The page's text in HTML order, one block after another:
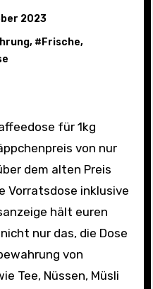
2023
, # Frische,
von nur
dem alten Preis
Vorratsdose inklusive
hält euren
nur das, die Dose
von
Tee, Nüssen, Müsli